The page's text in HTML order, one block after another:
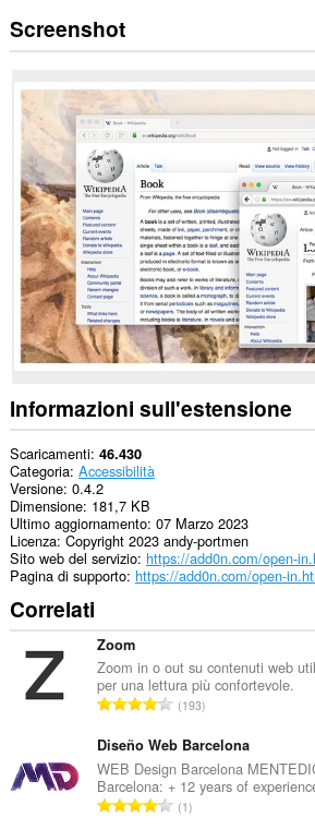
Questa
estensione
tuoi
tutti
siti
web.
This
extension
can
exchange
messages
with
programs
Opera.
Questa
estensione
può
accedere
alle
tue
schede
e
alle
attività
di
Screenshot
Informazioni sull'estensione
Scaricamenti 46.430
Categoria Accessibilità
Versione 0.4.2
Dimensione 181,7 KB
Ultimo aggiornamento 07 Marzo 2023
Licenza Copyright 2023 andy-portmen
Sito web del servizio https://add0n.com/open-
Pagina di supporto https://add0n.com/open-
Correlati
Zoom
Zoom in o out su contenuti web
per una lettura più confortevole.
N
m
e
r
o
193
Diseño Web Barcelona
WEB Design Barcelona
Barcelona: + 12 years of
N1